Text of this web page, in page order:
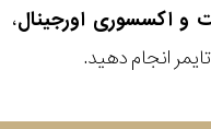
،
انجام دهید.